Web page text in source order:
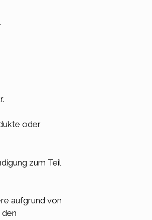
oder
zum Teil
aufgrund von